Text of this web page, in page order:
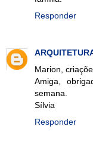
Responder
Marion,
Amiga,
semana.
Sílvia
Responder